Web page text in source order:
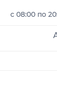
с 08:00 по